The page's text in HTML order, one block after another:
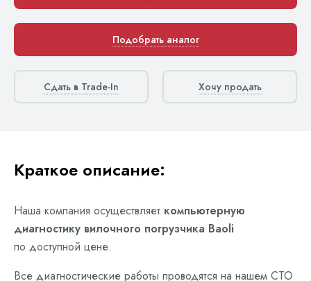
Подобрать аналог
Сдать в Trade-In Хочу продать
Краткое описание:
Наша компания осуществляет компьютерную
диагностику вилочного погрузчика Baoli
по доступной цене.
Все диагностические работы проводятся на нашем СТО